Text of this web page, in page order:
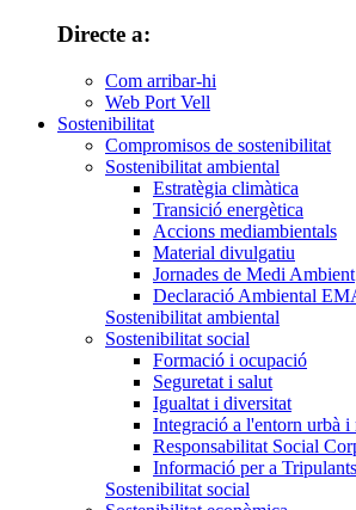
Directe a:
Com arribar-hi
Web Port Vell
Sostenibilitat
Compromisos de sostenibilitat
Sostenibilitat ambiental
Estratègia climàtica
Transició energètica
Accions mediambientals
Material divulgatiu
Jornades de Medi Ambient
Declaració Ambiental
Sostenibilitat ambiental
Sostenibilitat social
Formació i ocupació
Seguretat i salut
Igualtat i diversitat
Integració a l'entorn urbà i
Responsabilitat Social
Informació per a Tripulants
Sostenibilitat social